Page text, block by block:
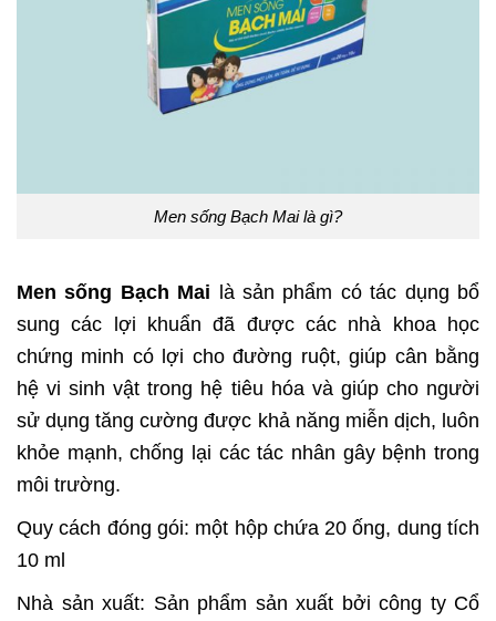
Men sống Bạch Mai là gì?
Men sống Bạch Mai
là sản phẩm có tác dụng bổ
sung các lợi khuẩn đã được các nhà khoa học
chứng minh có lợi cho đường ruột, giúp cân bằng
hệ vi sinh vật trong hệ tiêu hóa và giúp cho người
sử dụng tăng cường được khả năng miễn dịch, luôn
khỏe mạnh, chống lại các tác nhân gây bệnh trong
môi trường.
Quy cách đóng gói: một hộp chứa 20 ống, dung tích
10 ml
Nhà sản xuất: Sản phẩm sản xuất bởi công ty Cổ